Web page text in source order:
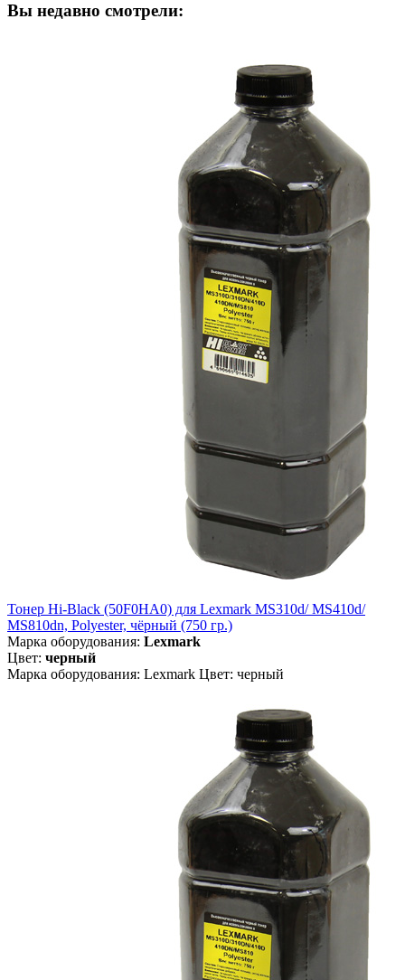
Вы недавно смотрели:
Тонер Hi-Black (50F0HA0) для Lexmark MS310d/ MS410d/
MS810dn, Polyester, чёрный (750 гр.)
Марка оборудования: Lexmark
Цвет: черный
Марка оборудования: Lexmark Цвет: черный